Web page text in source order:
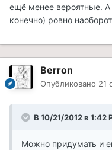
ещё менее вероятные. А
конечно) ровно
Berron
Опубликовано 21
В 10/21/2012 в 1:42
Можно придумать и